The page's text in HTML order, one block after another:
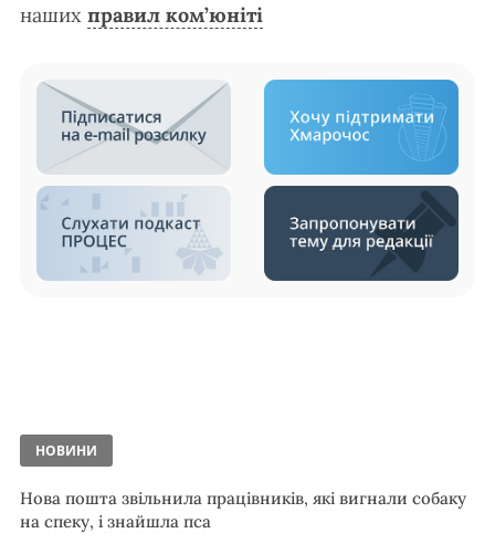
наших правил ком’юніті
НОВИНИ
Нова пошта звільнила працівників, які вигнали собаку
на спеку, і знайшла пса